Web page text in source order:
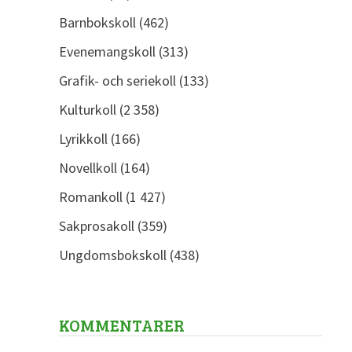
Barnbokskoll(462)
Evenemangskoll(313)
Grafik- och seriekoll(133)
Kulturkoll(2 358)
Lyrikkoll(166)
Novellkoll(164)
Romankoll(1 427)
Sakprosakoll(359)
Ungdomsbokskoll(438)
KOMMENTARER